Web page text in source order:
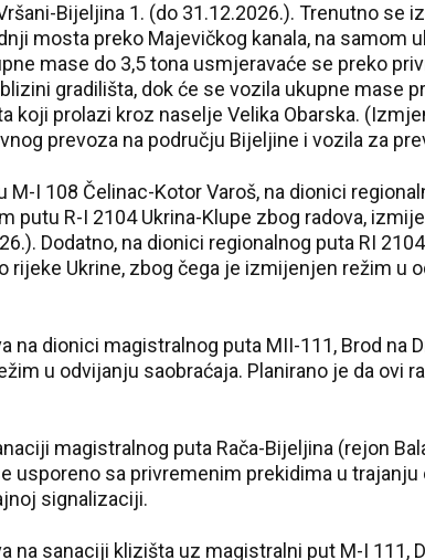
Bijeljina 1. (do 31.12.2026.). Trenutno se
mosta preko Majevičkog kanala, na samom
mase do 3,5 tona usmjeravaće se preko
gradilišta, dok će se vozila ukupne mase
koji prolazi kroz naselje Velika Obarska.
prevoza na području Bijeljine i vozila za
M-I 108 Čelinac-Kotor Varoš, na dionici
putu R-I 2104 Ukrina-Klupe zbog radova,
Dodatno, na dionici regionalnog puta RI
rijeke Ukrine, zbog čega je izmijenjen režim u
na dionici magistralnog puta MII-111, Brod na
u odvijanju saobraćaja. Planirano je da ovi
magistralnog puta Rača-Bijeljina (rejon
usporeno sa privremenim prekidima u trajanju
signalizaciji.
na sanaciji klizišta uz magistralni put M-I 111,